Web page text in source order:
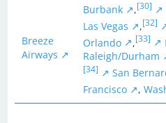
Breeze
Airways
Burbank ,[30]
Las Vegas ,[32]
Orlando
,[33]
Raleigh/Durham
[34] San
Francisco
,